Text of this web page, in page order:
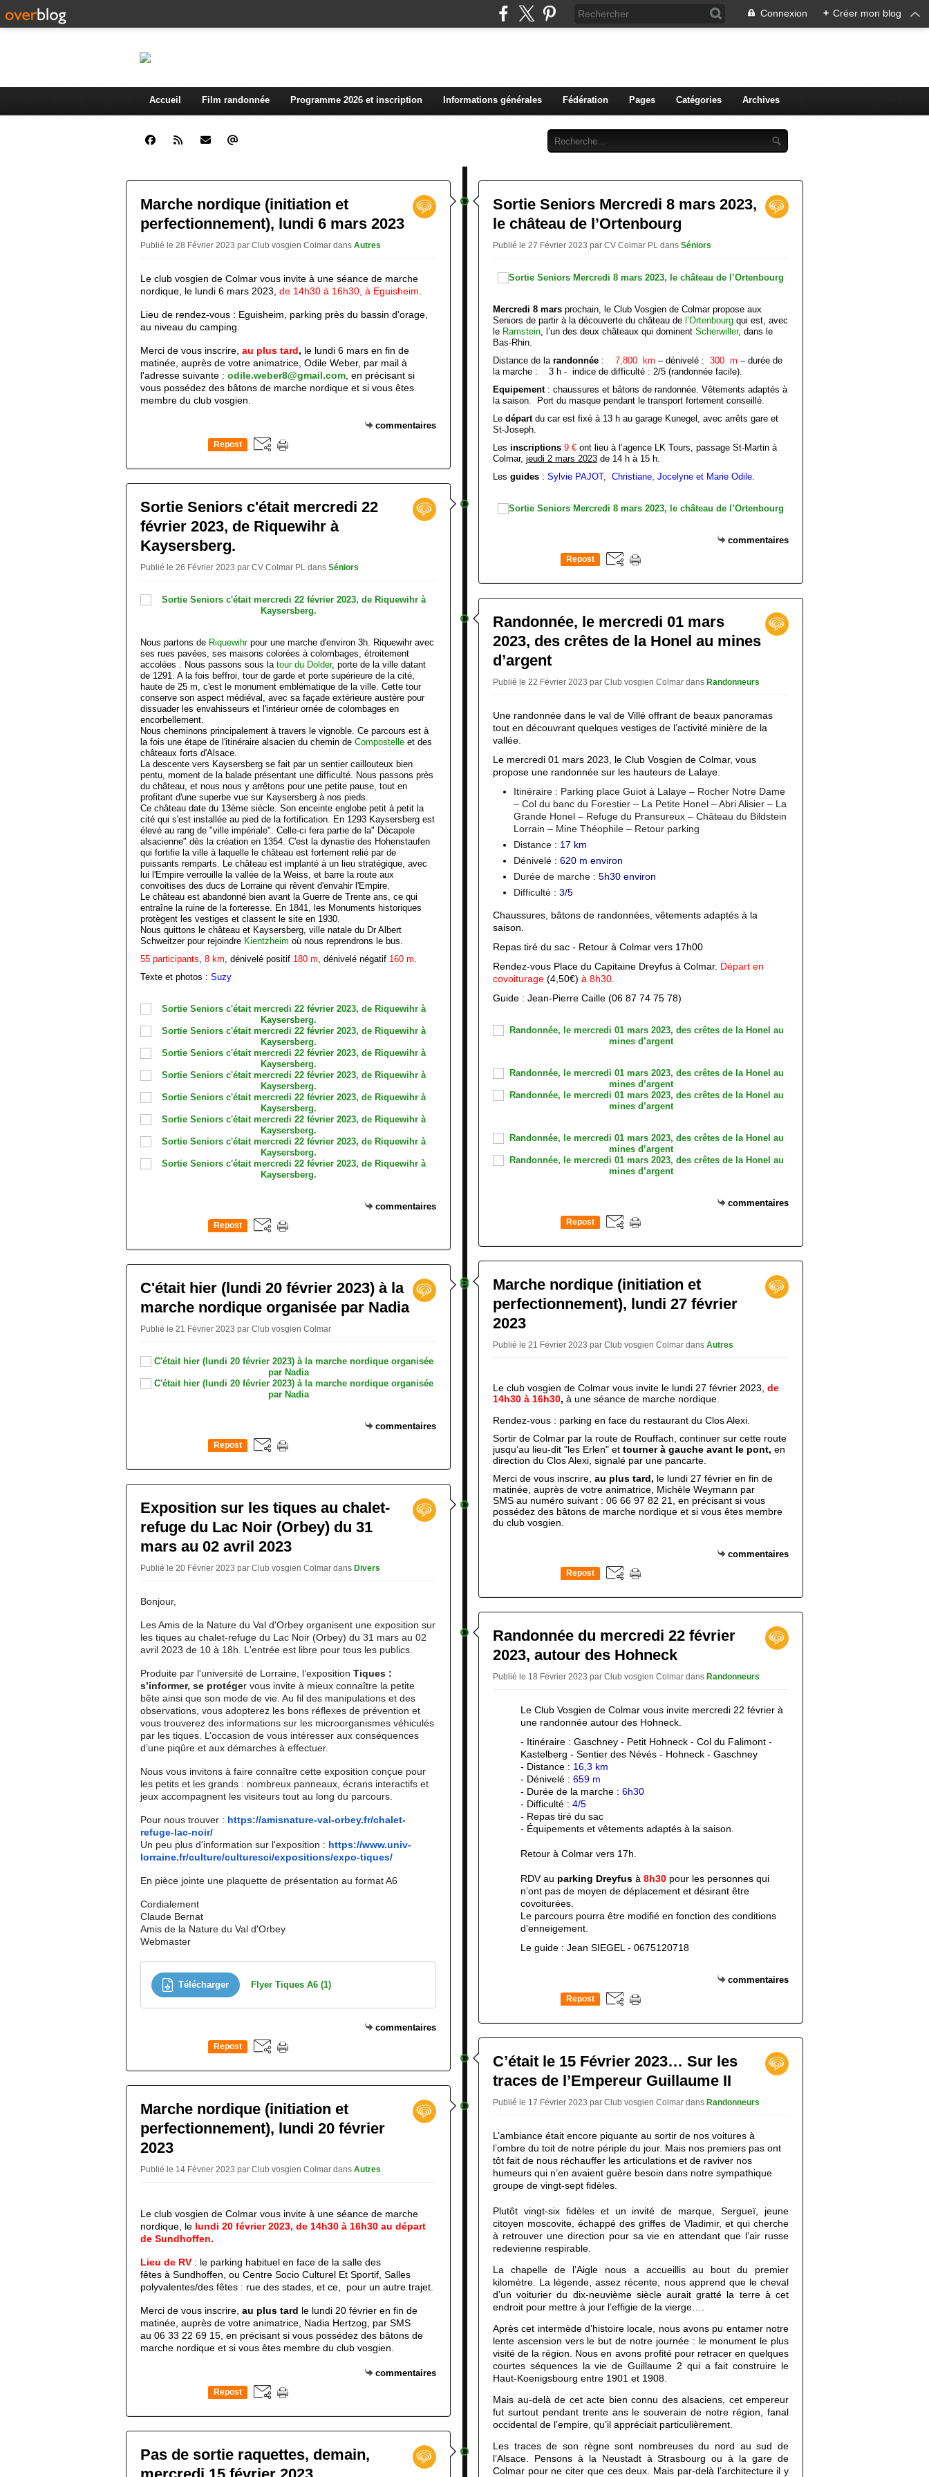
Connexion + Créer mon blog
Accueil Film randonnée Programme 2026 et inscription Informations générales Fédération Pages Catégories Archives
Marche nordique (initiation et
perfectionnement), lundi 6 mars 2023
Publié le 28 Février 2023 par Club vosgien Colmar dans Autres
Le club vosgien de Colmar vous invite à une séance de marche
nordique, le lundi 6 mars 2023, de 14h30 à 16h30, à Eguisheim
Lieu de rendez-vous : Eguisheim, parking près du bassin d'orage,
au niveau du camping.
Merci de vous inscrire, au plus tard, le lundi 6 mars en fin de
matinée, auprès de votre animatrice, Odile Weber, par mail à
l'adresse suivante : odile.weber8@gmail.com , en précisant si
vous possédez des bâtons de marche nordique et si vous êtes
membre du club vosgien.
commentaires
Repost
Sortie Seniors c'était mercredi 22
février 2023, de Riquewihr à
Kaysersberg.
Publié le 26 Février 2023 par CV Colmar PL dans Séniors
Nous partons de Riquewihr pour une marche d'environ 3h. Riquewihr avec
ses rues pavées, ses maisons colorées à colombages, étroitement
accolées . Nous passons sous la tour du Dolder, porte de la ville datant
de 1291. A la fois beffroi, tour de garde et porte supérieure de la cité,
haute de 25 m, c'est le monument emblématique de la ville. Cette tour
conserve son aspect médiéval, avec sa façade extérieure austère pour
dissuader les envahisseurs et l'intérieur ornée de colombages en
encorbellement.
Nous cheminons principalement à travers le vignoble. Ce parcours est à
la fois une étape de l'itinéraire alsacien du chemin de Compostelle et des
châteaux forts d'Alsace.
La descente vers Kaysersberg se fait par un sentier caillouteux bien
pentu, moment de la balade présentant une difficulté. Nous passons près
du château, et nous nous y arrêtons pour une petite pause, tout en
profitant d'une superbe vue sur Kaysersberg à nos pieds.
Ce château date du 13ème siècle. Son enceinte englobe petit à petit la
cité qui s'est installée au pied de la fortification. En 1293 Kaysersberg est
élevé au rang de "ville impériale". Celle-ci fera partie de la" Décapole
alsacienne" dès la création en 1354. C'est la dynastie des Hohenstaufen
qui fortifie la ville à laquelle le château est fortement relié par de
puissants remparts. Le château est implanté à un lieu stratégique, avec
lui l'Empire verrouille la vallée de la Weiss, et barre la route aux
convoitises des ducs de Lorraine qui rêvent d'envahir l'Empire.
Le château est abandonné bien avant la Guerre de Trente ans, ce qui
entraîne la ruine de la forteresse. En 1841, les Monuments historiques
protègent les vestiges et classent le site en 1930.
Nous quittons le château et Kaysersberg, ville natale du Dr Albert
Schweitzer pour rejoindre Kientzheim où nous reprendrons le bus.
55 participants, 8 km, dénivelé positif 180 m, dénivelé négatif 160 m.
Texte et photos : Suzy
commentaires
Repost
C'était hier (lundi 20 février 2023) à la
marche nordique organisée par Nadia
Publié le 21 Février 2023 par Club vosgien Colmar
commentaires
Repost
Exposition sur les tiques au chalet-
refuge du Lac Noir (Orbey) du 31
mars au 02 avril 2023
Publié le 20 Février 2023 par Club vosgien Colmar dans Divers
Bonjour,
Les Amis de la Nature du Val d'Orbey organisent une exposition sur
les tiques au chalet-refuge du Lac Noir (Orbey) du 31 mars au 02
avril 2023 de 10 à 18h. L'entrée est libre pour tous les publics.
Produite par l'université de Lorraine, l’exposition Tiques :
s’informer, se protéger vous invite à mieux connaître la petite
bête ainsi que son mode de vie. Au fil des manipulations et des
observations, vous adopterez les bons réflexes de prévention et
vous trouverez des informations sur les microorganismes véhiculés
par les tiques. L’occasion de vous intéresser aux conséquences
d’une piqûre et aux démarches à effectuer.
Nous vous invitons à faire connaître cette exposition conçue pour
les petits et les grands : nombreux panneaux, écrans interactifs et
jeux accompagnent les visiteurs tout au long du parcours.
Pour nous trouver : https://amisnature-val-orbey.fr/chalet-
refuge-lac-noir/
Un peu plus d'information sur l'exposition : https://www.univ-
lorraine.fr/culture/culturesci/expositions/expo-tiques/
En pièce jointe une plaquette de présentation au format A6
Cordialement
Claude Bernat
Amis de la Nature du Val d'Orbey
Webmaster
Télécharger Flyer Tiques A6 (1)
commentaires
Repost
Marche nordique (initiation et
perfectionnement), lundi 20 février
2023
Publié le 14 Février 2023 par Club vosgien Colmar dans Autres
Le club vosgien de Colmar vous invite à une séance de marche
nordique, le lundi 20 février 2023, de 14h30 à 16h30 au départ
de Sundhoffen.
Lieu de RV : le parking habituel en face de la salle des
fêtes à Sundhoffen, ou Centre Socio Culturel Et Sportif, Salles
polyvalentes/des fêtes : rue des stades, et ce, pour un autre trajet.
Merci de vous inscrire, au plus tard le lundi 20 février en fin de
matinée, auprès de votre animatrice, Nadia Hertzog, par SMS
au 06 33 22 69 15, en précisant si vous possédez des bâtons de
marche nordique et si vous êtes membre du club vosgien
commentaires
Repost
Pas de sortie raquettes, demain,
Sortie Seniors Mercredi 8 mars 2023,
le château de l’Ortenbourg
Publié le 27 Février 2023 par CV Colmar PL dans Séniors
Mercredi 8 mars prochain, le Club Vosgien de Colmar propose aux
Seniors de partir à la découverte du château de l’Ortenbourg qui est, avec
le Ramstein, l’un des deux châteaux qui dominent Scherwiller, dans le
Bas-Rhin.
Distance de la randonnée : 7,800 km – dénivelé : 300 m – durée de
la marche : 3 h - indice de difficulté : 2/5 (randonnée facile).
Equipement : chaussures et bâtons de randonnée. Vêtements adaptés à
la saison. Port du masque pendant le transport fortement conseillé.
Le départ du car est fixé à 13 h au garage Kunegel, avec arrêts gare et
St-Joseph.
Les inscriptions 9 € ont lieu à l’agence LK Tours, passage St-Martin à
Colmar, jeudi 2 mars 2023 de 14 h à 15 h.
Les guides : Sylvie PAJOT, Christiane, Jocelyne et Marie Odile.
commentaires
Repost
Randonnée, le mercredi 01 mars
2023, des crêtes de la Honel au mines
d’argent
Publié le 22 Février 2023 par Club vosgien Colmar dans Randonneurs
Une randonnée dans le val de Villé offrant de beaux panoramas
tout en découvrant quelques vestiges de l’activité minière de la
vallée.
Le mercredi 01 mars 2023, le Club Vosgien de Colmar, vous
propose une randonnée sur les hauteurs de Lalaye.
Itinéraire : Parking place Guiot à Lalaye – Rocher Notre Dame
– Col du banc du Forestier – La Petite Honel – Abri Alisier – La
Grande Honel – Refuge du Pransureux – Château du Bildstein
Lorrain – Mine Théophile – Retour parking
Distance : 17 km
Dénivelé : 620 m environ
Durée de marche : 5h30 environ
Difficulté : 3/5
Chaussures, bâtons de randonnées, vêtements adaptés à la
saison.
Repas tiré du sac - Retour à Colmar vers 17h00
Rendez-vous Place du Capitaine Dreyfus à Colmar. Départ en
covoiturage (4,50€) à 8h30.
Guide : Jean-Pierre Caille (06 87 74 75 78)
commentaires
Repost
Marche nordique (initiation et
perfectionnement), lundi 27 février
2023
Publié le 21 Février 2023 par Club vosgien Colmar dans Autres
Le club vosgien de Colmar vous invite le lundi 27 février 2023, de
14h30 à 16h30, à une séance de marche nordique.
Rendez-vous : parking en face du restaurant du Clos Alexi.
Sortir de Colmar par la route de Rouffach, continuer sur cette route
jusqu’au lieu-dit "les Erlen" et tourner à gauche avant le pont, en
direction du Clos Alexi, signalé par une pancarte.
Merci de vous inscrire, au plus tard, le lundi 27 février en fin de
matinée, auprès de votre animatrice, Michèle Weymann par
SMS au numéro suivant : 06 66 97 82 21, en précisant si vous
possédez des bâtons de marche nordique et si vous êtes membre
du club vosgien.
commentaires
Repost
Randonnée du mercredi 22 février
2023, autour des Hohneck
Publié le 18 Février 2023 par Club vosgien Colmar dans Randonneurs
Le Club Vosgien de Colmar vous invite mercredi 22 février à
une randonnée autour des Hohneck.
- Itinéraire : Gaschney - Petit Hohneck - Col du Falimont -
Kastelberg - Sentier des Névés - Hohneck - Gaschney
- Distance : 16,3 km
- Dénivelé : 659 m
- Durée de la marche : 6h30
- Difficulté : 4/5
- Repas tiré du sac
- Équipements et vêtements adaptés à la saison.
Retour à Colmar vers 17h.
RDV au parking Dreyfus à 8h30 pour les personnes qui
n’ont pas de moyen de déplacement et désirant être
covoiturées.
Le parcours pourra être modifié en fonction des conditions
d’enneigement.
Le guide : Jean SIEGEL - 0675120718
commentaires
Repost
C’était le 15 Février 2023… Sur les
traces de l’Empereur Guillaume II
Publié le 17 Février 2023 par Club vosgien Colmar dans Randonneurs
L’ambiance était encore piquante au sortir de nos voitures à
l’ombre du toit de notre périple du jour. Mais nos premiers pas ont
tôt fait de nous réchauffer les articulations et de raviver nos
humeurs qui n’en avaient guère besoin dans notre sympathique
groupe de vingt-sept fidèles.
Plutôt vingt-six fidèles et un invité de marque, Sergueï, jeune
citoyen moscovite, échappé des griffes de Vladimir, et qui cherche
à retrouver une direction pour sa vie en attendant que l’air russe
redevienne respirable.
La chapelle de l’Aigle nous a accueillis au bout du premier
kilomètre. La légende, assez récente, nous apprend que le cheval
d’un voiturier du dix-neuvième siècle aurait gratté la terre à cet
endroit pour mettre à jour l’effigie de la vierge….
Après cet intermède d’histoire locale, nous avons pu entamer notre
lente ascension vers le but de notre journée : le monument le plus
visité de la région. Nous en avons profité pour retracer en quelques
courtes séquences la vie de Guillaume 2 qui a fait construire le
Haut-Koenigsbourg entre 1901 et 1908.
Mais au-delà de cet acte bien connu des alsaciens, cet empereur
fut surtout pendant trente ans le souverain de notre région, fanal
occidental de l’empire, qu’il appréciait particulièrement.
Les traces de son règne sont nombreuses du nord au sud de
l’Alsace. Pensons à la Neustadt à Strasbourg ou à la gare de
Colmar pour ne citer que ces deux. Mais par-delà l’architecture il y